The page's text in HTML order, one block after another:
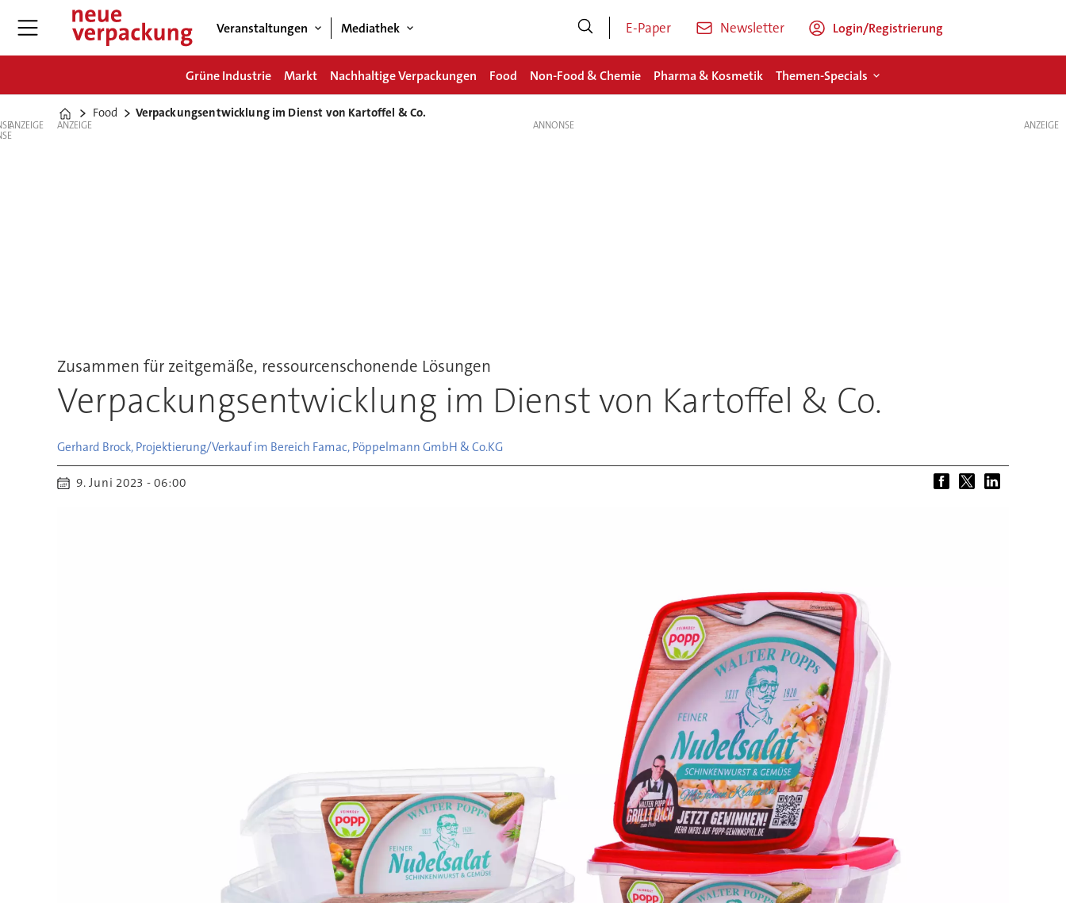
Veranstaltungen Mediathek E-Paper Newsletter Login/Registrierung
Grüne Industrie Markt Nachhaltige Verpackungen Food Non-Food & Chemie Pharma & Kosmetik Themen-Specials
Home
Food Verpackungsentwicklung im Dienst von Kartoffel & Co.
ANZEIGE ANZEIGE
Zusammen für zeitgemäße, ressourcenschonende Lösungen
Verpackungsentwicklung im Dienst von Kartoffel & Co.
Gerhard Brock, Projektierung/Verkauf im Bereich Famac, Pöppelmann GmbH & Co.KG
9. Juni 2023 - 06:00
ANZEIGE